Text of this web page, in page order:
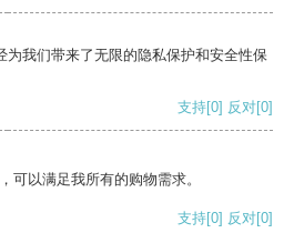
为我们带来了无限的隐私保护和安全性保
支持[0] 反对[0]
可以满足我所有的购物需求。
支持[0] 反对[0]